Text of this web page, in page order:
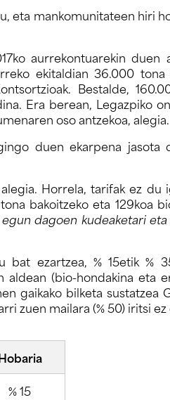
eta mankomunitateen hiri
aurrekontuarekin duen
ekitaldian 36.000 tona
Bestalde,
Era berean, Legazpiko
oso antzekoa, alegia.
duen ekarpena jasota
Horrela, tarifak ez du
bakoitzeko eta 129koa
dagoen kudeaketari eta
ezartzea, % 15etik %
aldean (bio-hondakina eta
gaikako bilketa sustatzea
zuen mailara (% 50) iritsi
Hobaria
% 15